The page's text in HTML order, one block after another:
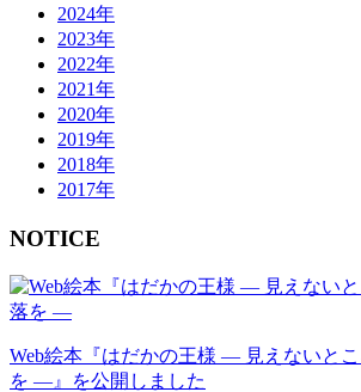
2024年
2023年
2022年
2021年
2020年
2019年
2018年
2017年
NOTICE
Web絵本『はだかの王様 ― 見えないと
を ―』を公開しました